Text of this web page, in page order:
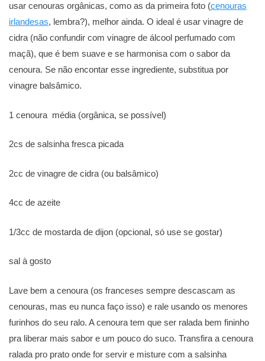
usar cenouras orgânicas, como as da primeira foto (cenouras
irlandesas, lembra?), melhor ainda. O ideal é usar vinagre de
cidra (não confundir com vinagre de álcool perfumado com
maçã), que é bem suave e se harmonisa com o sabor da
cenoura. Se não encontar esse ingrediente, substitua por
vinagre balsâmico.
1 cenoura média (orgânica, se possível)
2cs de salsinha fresca picada
2cc de vinagre de cidra (ou balsâmico)
4cc de azeite
1/3cc de mostarda de dijon (opcional, só use se gostar)
sal à gosto
Lave bem a cenoura (os franceses sempre descascam as
cenouras, mas eu nunca faço isso) e rale usando os menores
furinhos do seu ralo. A cenoura tem que ser ralada bem fininho
pra liberar mais sabor e um pouco do suco. Transfira a cenoura
ralada pro prato onde for servir e misture com a salsinha